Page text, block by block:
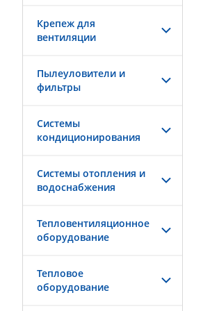
Крепеж для
вентиляции
Пылеуловители и
фильтры
Системы
кондиционирования
Системы отопления и
водоснабжения
Тепловентиляционное
оборудование
Тепловое
оборудование